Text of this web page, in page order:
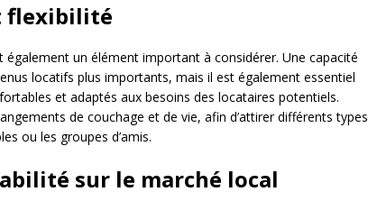
flexibilité
également un élément important à considérer. Une capacité
locatifs plus importants, mais il est également essentiel
et adaptés aux besoins des locataires potentiels.
de couchage et de vie, afin d’attirer différents types
ou les groupes d’amis.
sur le marché local